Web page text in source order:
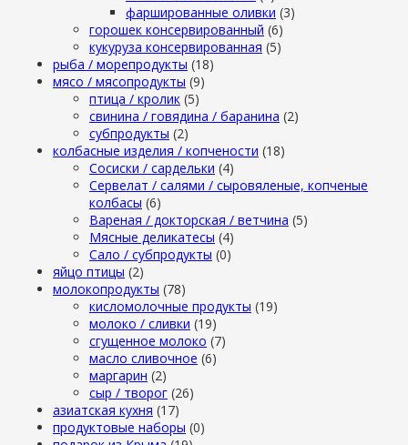
фаршированные оливки (3)
горошек консервированный (6)
кукуруза консервированная (5)
рыба / морепродукты (18)
мясо / мясопродукты (9)
птица / кролик (5)
свинина / говядина / баранина (2)
субпродукты (2)
колбасные изделия / копчености (18)
Сосиски / сардельки (4)
Сервелат / салями / сыровяленые, копченые
колбасы (6)
Вареная / докторская / ветчина (5)
Мясные деликатесы (4)
Сало / субпродукты (0)
яйцо птицы (2)
молокопродукты (78)
кисломолочные продукты (19)
молоко / сливки (19)
сгущенное молоко (7)
масло сливочное (6)
маргарин (2)
сыр / творог (26)
азиатская кухня (17)
продуктовые наборы (0)